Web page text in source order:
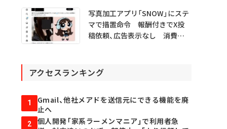
写真加工アプリ「SNOW」にステ
マで措置命令 報酬付きでX投
稿依頼、広告表示なし 消費者
アクセスランキング
1
Gmail、他社メアドを送信元にできる機能を廃
止へ
2
個人開発「家系ラーメンマニア」で利用者急